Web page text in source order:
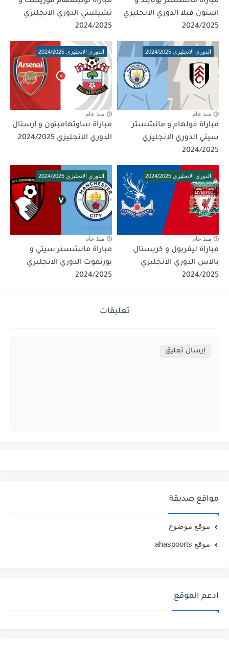
استون فيلا الدوري الانجليزي
2024/2025
تشيلسي الدوري الانجليزي
2024/2025
الدوري الانجليزي 2024/2025
منذ عام
مباراة فولهام و مانشستر
سيتي الدوري الانجليزي
2024/2025
الدوري الانجليزي 2024/2025
منذ عام
مباراة ساوتهامبتون و ارسنال
الدوري الانجليزي 2024/2025
الدوري الانجليزي 2024/2025
منذ عام
مباراة ليفربول و كريستال
بالاس الدوري الانجليزي
2024/2025
الدوري الانجليزي 2024/2025
منذ عام
مباراة مانشستر سيتي و
بورنموت الدوري الانجليزي
2024/2025
تعليقات
إرسال تعليق
مواقع صديقة
موقع موضوع
موقع ahaspoorts
ادعم الموقع